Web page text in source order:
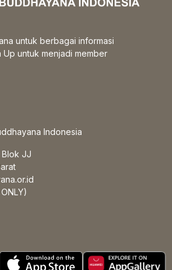
untuk berbagai informasi
untuk menjadi member
Indonesia
Blok JJ